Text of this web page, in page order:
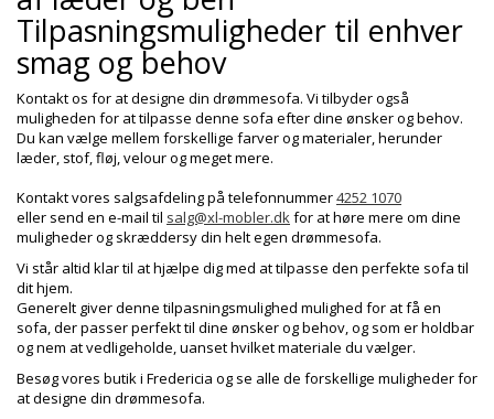
Tilpasningsmuligheder til enhver
smag og behov
Kontakt os for at designe din drømmesofa. Vi tilbyder også
muligheden for at tilpasse denne sofa efter dine ønsker og behov.
Du kan vælge mellem forskellige farver og materialer, herunder
læder, stof, fløj, velour og meget mere.
Kontakt vores salgsafdeling på telefonnummer4252 1070
eller send en e-mail til salg@xl-mobler.dkfor at høre mere om dine
muligheder og skræddersy din helt egen drømmesofa.
Vi står altid klar til at hjælpe dig med at tilpasse den perfekte sofa til
dit hjem.
Generelt giver denne tilpasningsmulighed mulighed for at få en
sofa, der passer perfekt til dine ønsker og behov, og som er holdbar
og nem at vedligeholde, uanset hvilket materiale du vælger.
Besøg vores butik i Fredericia og se alle de forskellige muligheder for
at designe din drømmesofa.